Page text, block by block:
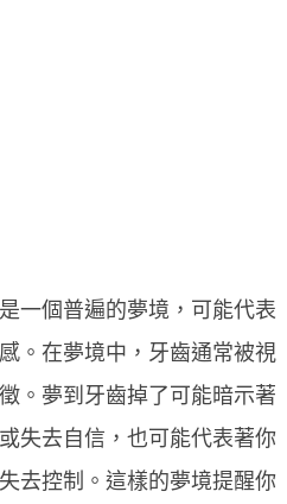
一個普遍的夢境，可能代表
。在夢境中，牙齒通常被視
。夢到牙齒掉了可能暗示著
失去自信，也可能代表著你
去控制。這樣的夢境提醒你